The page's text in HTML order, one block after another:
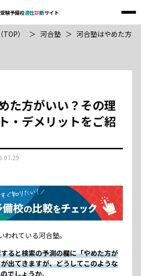
験予備校適性診断サイト メ
ニ
ュ
予備校比較JP
） ＞ 河合塾 ＞ 河合塾はやめた方
た方がいい？その理
・デメリットをご紹
れている河合塾。
ると検索の予測の欄に「やめた方が
出てきますが、どうしてこのような
でしょうか。